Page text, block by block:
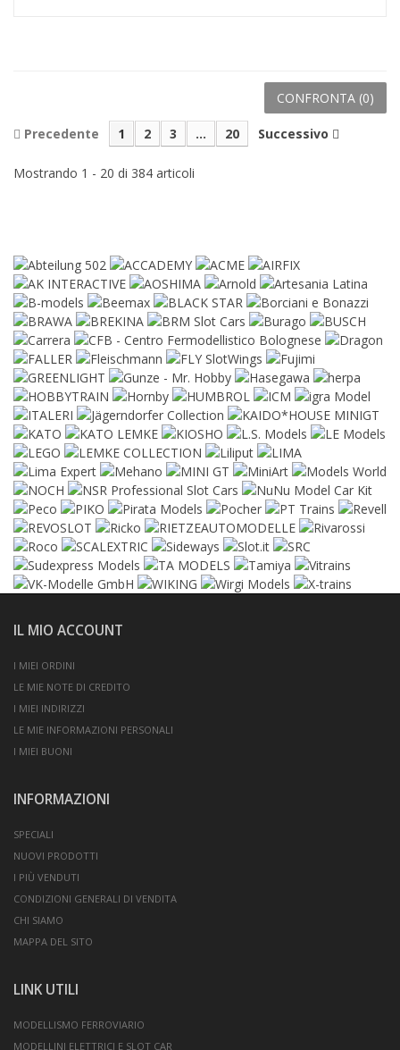
CONFRONTA (0)
Precedente 1 2 3 ... 20 Successivo
Mostrando 1 - 20 di 384 articoli
IL MIO ACCOUNT
I MIEI ORDINI
LE MIE NOTE DI CREDITO
I MIEI INDIRIZZI
LE MIE INFORMAZIONI PERSONALI
I MIEI BUONI
INFORMAZIONI
SPECIALI
NUOVI PRODOTTI
I PIÙ VENDUTI
CONDIZIONI GENERALI DI VENDITA
CHI SIAMO
MAPPA DEL SITO
LINK UTILI
MODELLISMO FERROVIARIO
MODELLINI ELETTRICI E SLOT CAR